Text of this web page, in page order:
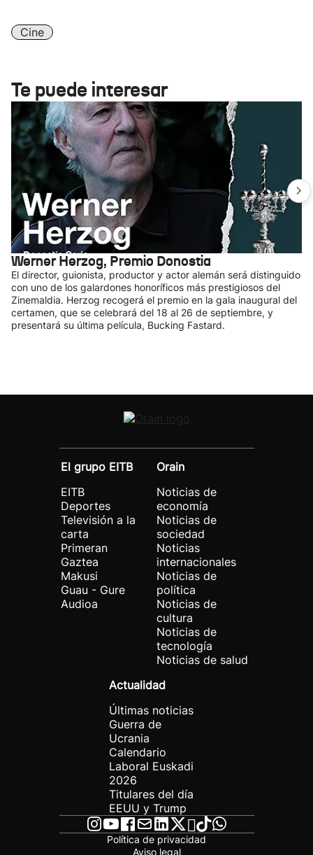
Cine
Te puede interesar
Werner Herzog, Premio Donostia
El director, guionista, productor y actor alemán será distinguido
con uno de los galardones honoríficos más prestigiosos del
Zinemaldia. Herzog recogerá el premio en la gala inaugural del
certamen, que se celebrará del 18 al 26 de septiembre, y
presentará su última película, Bucking Fastard.
El grupo EITB
EITB
Deportes
Televisión a la
carta
Primeran
Gaztea
Makusi
Guau - Gure
Audioa
Orain
Noticias de
economía
Noticias de
sociedad
Noticias
internacionales
Noticias de
política
Noticias de
cultura
Noticias de
tecnología
Noticias de salud
Actualidad
Últimas noticias
Guerra de
Ucrania
Calendario
Laboral Euskadi
2026
Titulares del día
EEUU y Trump
Política de privacidad
Aviso legal